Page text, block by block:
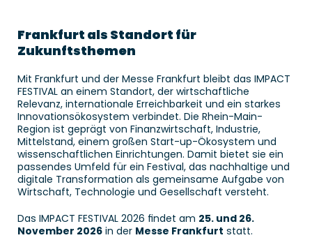
Frankfurt als Standort für
Zukunftsthemen
Mit Frankfurt und der Messe Frankfurt bleibt das IMPACT
FESTIVAL an einem Standort, der wirtschaftliche
Relevanz, internationale Erreichbarkeit und ein starkes
Innovationsökosystem verbindet. Die Rhein-Main-
Region ist geprägt von Finanzwirtschaft, Industrie,
Mittelstand, einem großen Start-up-Ökosystem und
wissenschaftlichen Einrichtungen. Damit bietet sie ein
passendes Umfeld für ein Festival, das nachhaltige und
digitale Transformation als gemeinsame Aufgabe von
Wirtschaft, Technologie und Gesellschaft versteht.
Das IMPACT FESTIVAL 2026 findet am 25. und 26.
November 2026 in der Messe Frankfurt statt.